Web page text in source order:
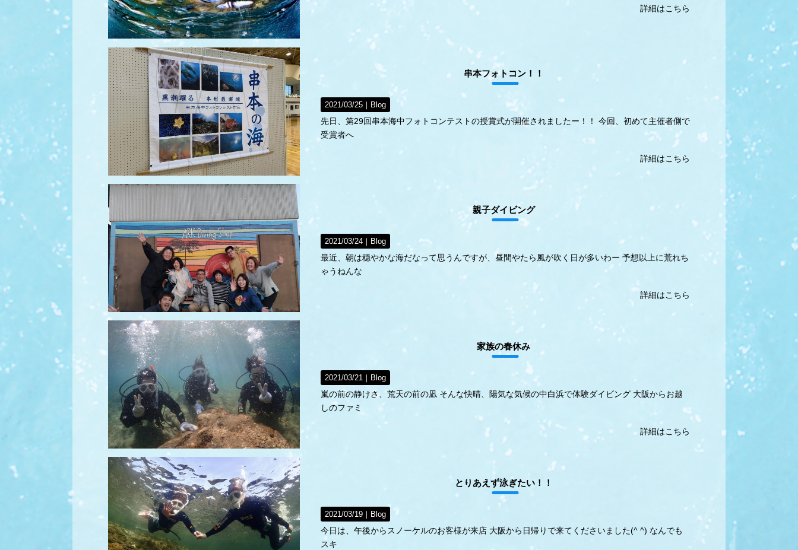
詳細はこちら
串本フォトコン！！
2021/03/25｜ Blog
先日、第29回串本海中フォトコンテストの授賞式が開催されましたー！！ 今回、初めて主催者側で
受賞者へ
詳細はこちら
親子ダイビング
2021/03/24｜ Blog
最近、朝は穏やかな海だなって思うんですが、昼間やたら風が吹く日が多いわー 予想以上に荒れち
ゃうねんな
詳細はこちら
家族の春休み
2021/03/21｜ Blog
嵐の前の静けさ、荒天の前の凪 そんな快晴、陽気な気候の中白浜で体験ダイビング 大阪からお越
しのファミ
詳細はこちら
とりあえず泳ぎたい！！
2021/03/19｜ Blog
今日は、午後からスノーケルのお客様が来店 大阪から日帰りで来てくださいました(^ ^) なんでも
スキ